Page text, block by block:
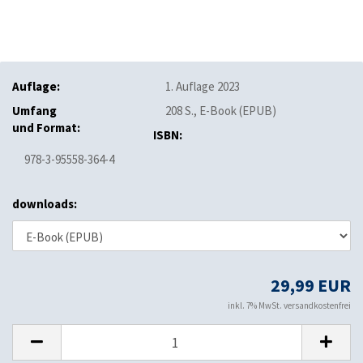
Auflage:
1. Auflage 2023
Umfang
und Format:
208 S., E-Book (EPUB)
ISBN:
978-3-95558-364-4
downloads:
29,99 EUR
inkl. 7% MwSt. versandkostenfrei